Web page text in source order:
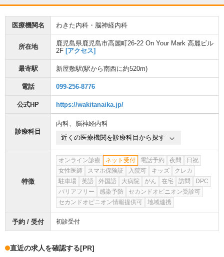
医療機関名 わきた内科・脳神経内科
所在地
鹿児島県鹿児島市高麗町26-22 On Your Mark 高麗ビル
2F [アクセス]
最寄駅 新屋敷駅(駅から南西に約520m)
電話 099-256-8776
公式HP https://wakitanaika.jp/
診療科目
内科、 脳神経内科
近くの医療機関を診療科目から探す
特徴
オンライン診療 ネット受付 電話予約 夜間
日祝
女性医師
スマホ保険証 入院可 キッズ
クレカ
駐車場
英語 外国語 大病院 がん 在宅 訪問
DPC
バリアフリー
感染予防
セカンドオピニオン受診可
セカンドオピニオン情報提供可
地域連携
予約 / 受付 初診受付
直近の求人を確認する[PR]